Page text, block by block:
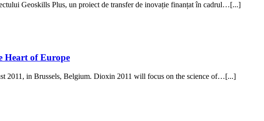
Geoskills Plus, un proiect de transfer de inovație finanțat în cadrul…[...]
Heart of Europe
2011, in Brussels, Belgium. Dioxin 2011 will focus on the science of…[...]